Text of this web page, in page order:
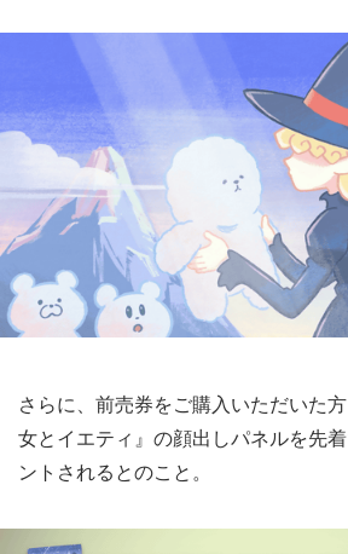
さらに、前売券をご購入いただいた
女とイエティ』の顔出しパネルを先
ントされるとのこと。